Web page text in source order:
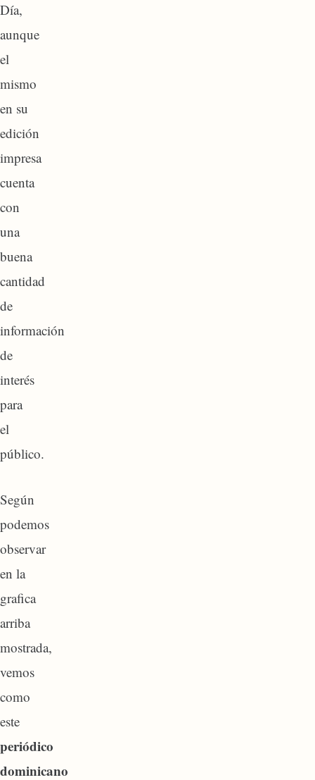
Día,
aunque
el
mismo
en su
edición
impresa
cuenta
con
una
buena
cantidad
de
información
de
interés
para
el
público.
Según
podemos
observar
en la
grafica
arriba
mostrada,
vemos
como
este
periódico
dominicano